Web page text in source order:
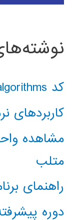
کد classical AI search algorithms
کاربردهای
مشاهده
متلب
راهنمای
دوره